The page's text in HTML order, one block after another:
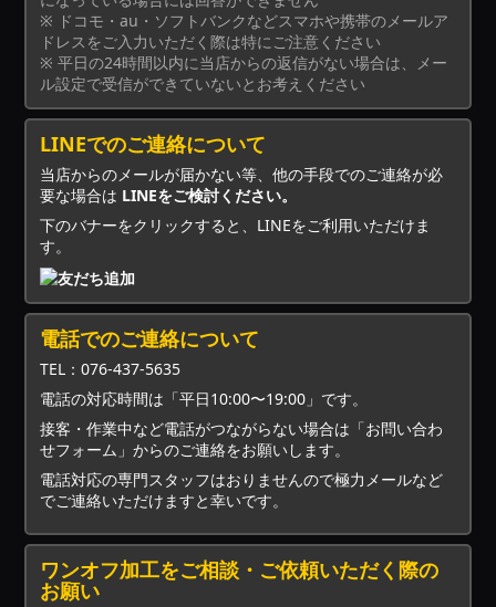
※ ドコモ・au・ソフトバンクなどスマホや携帯のメールア
ドレスをご入力いただく際は特にご注意ください
※ 平日の24時間以内に当店からの返信がない場合は、メー
ル設定で受信ができていないとお考えください
LINEでのご連絡について
当店からのメールが届かない等、他の手段でのご連絡が必
要な場合は LINEをご検討ください。
下のバナーをクリックすると、LINEをご利用いただけま
す。
電話でのご連絡について
TEL：076-437-5635
電話の対応時間は「平日10:00〜19:00」です。
接客・作業中など電話がつながらない場合は「お問い合わ
せフォーム」からのご連絡をお願いします。
電話対応の専門スタッフはおりませんので極力メールなど
でご連絡いただけますと幸いです。
ワンオフ加工をご相談・ご依頼いただく際の
お願い